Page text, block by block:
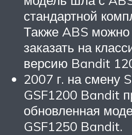
стандартной
Также ABS
заказать на
версию Bandit
2007 г. на смену
GSF1200 Bandit
обновленная
GSF1250 Bandit.